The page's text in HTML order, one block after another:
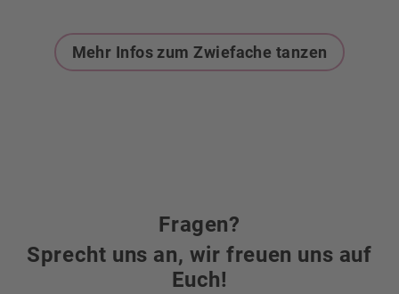
Mehr Infos zum Zwiefache tanzen
Fragen?
Sprecht uns an, wir freuen uns auf
Euch!